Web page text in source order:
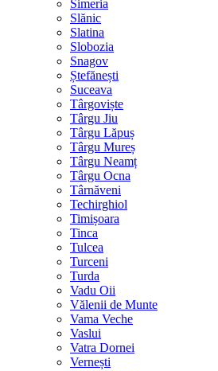
Simeria
Slănic
Slatina
Slobozia
Snagov
Ștefănești
Suceava
Târgoviște
Târgu Jiu
Târgu Lăpuș
Târgu Mureș
Târgu Neamț
Târgu Ocna
Târnăveni
Techirghiol
Timișoara
Tinca
Tulcea
Turceni
Turda
Vadu Oii
Vălenii de Munte
Vama Veche
Vaslui
Vatra Dornei
Vernești